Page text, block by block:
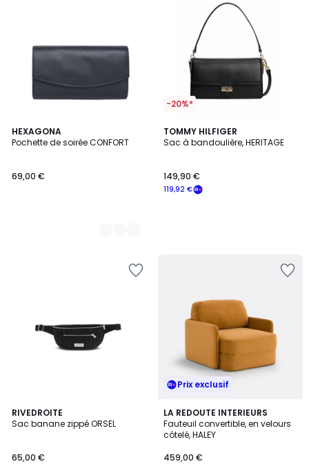
HEXAGONA
Pochette de soirée CONFORT
69,00 €
11
Couleurs
-20%*
TOMMY HILFIGER
Sac à bandoulière, HERITAGE
119,92 €
149,90 €
RIVEDROITE
Sac banane zippé ORSEL
65,00 €
3
/
5
Couleurs
Prix exclusif
LA REDOUTE INTERIEURS
Fauteuil convertible, en velours
côtelé, HALEY
459,00 €
4,9
/ 5
3
Couleurs